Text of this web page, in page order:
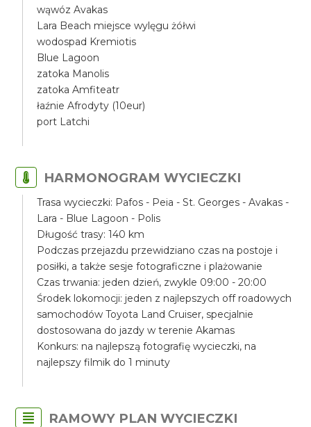
wąwóz Avakas
Lara Beach miejsce wylęgu żółwi
wodospad Kremiotis
Blue Lagoon
zatoka Manolis
zatoka Amfiteatr
łaźnie Afrodyty (10eur)
port Latchi
HARMONOGRAM WYCIECZKI
Trasa wycieczki: Pafos - Peia - St. Georges - Avakas -
Lara - Blue Lagoon - Polis
Długość trasy: 140 km
Podczas przejazdu przewidziano czas na postoje i
posiłki, a także sesje fotograficzne i plażowanie
Czas trwania: jeden dzień, zwykle 09:00 - 20:00
Środek lokomocji: jeden z najlepszych off roadowych
samochodów Toyota Land Cruiser, specjalnie
dostosowana do jazdy w terenie Akamas
Konkurs: na najlepszą fotografię wycieczki, na
najlepszy filmik do 1 minuty
RAMOWY PLAN WYCIECZKI